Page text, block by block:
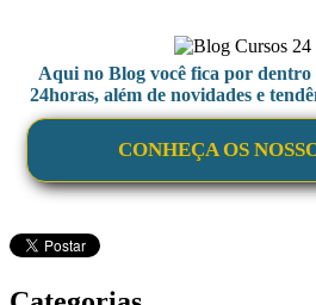
Aqui no Blog você fica por
24horas, além de novidades e
CONHEÇA OS